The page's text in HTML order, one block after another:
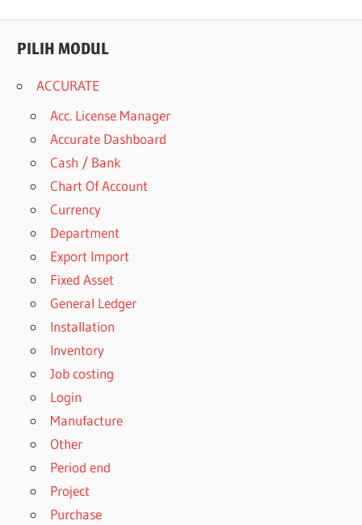
PILIH MODUL
ACCURATE
Acc. License Manager
Accurate Dashboard
Cash / Bank
Chart Of Account
Currency
Department
Export Import
Fixed Asset
General Ledger
Installation
Inventory
Job costing
Login
Manufacture
Other
Period end
Project
Purchase